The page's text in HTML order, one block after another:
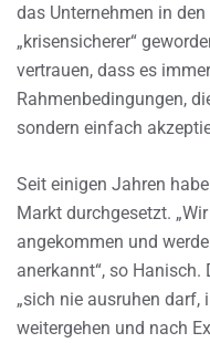
das Unternehmen in
„krisensicherer“
vertrauen, dass es
Rahmenbedingungen,
sondern einfach
Seit einigen Jahren
Markt durchgesetzt.
angekommen und
anerkannt“, so Hanisch.
„sich nie ausruhen
weitergehen und nach